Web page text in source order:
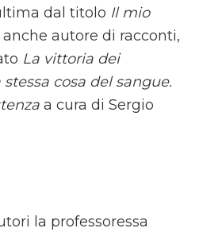
dal titolo Il mio
anche autore di racconti,
La vittoria dei
stessa cosa del sangue.
a cura di Sergio
la professoressa